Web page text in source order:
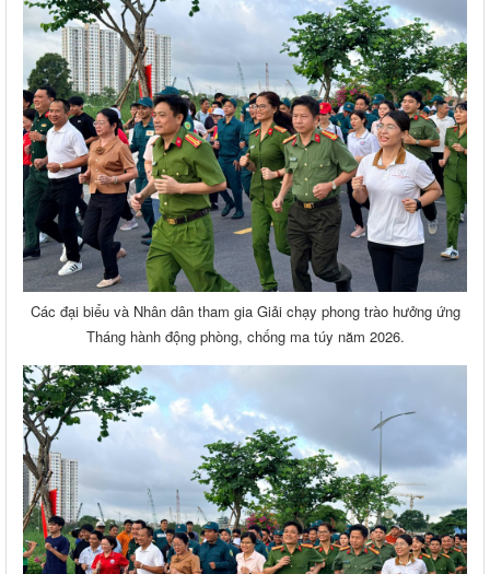
Các đại biểu và Nhân dân tham gia Giải chạy phong trào hưởng ứng
Tháng hành động phòng, chống ma túy năm 2026.